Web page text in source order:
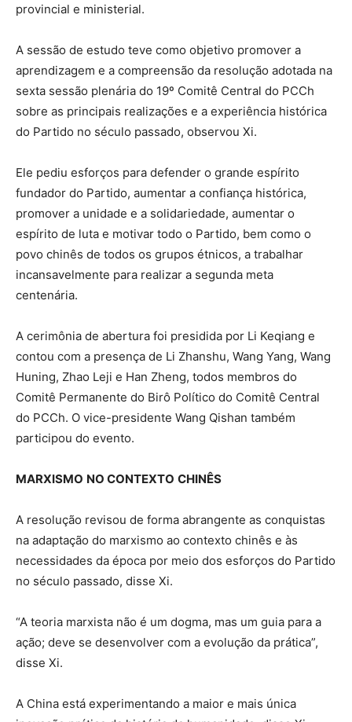
provincial e ministerial.
A sessão de estudo teve como objetivo promover a
aprendizagem e a compreensão da resolução adotada na
sexta sessão plenária do 19º Comitê Central do PCCh
sobre as principais realizações e a experiência histórica
do Partido no século passado, observou Xi.
Ele pediu esforços para defender o grande espírito
fundador do Partido, aumentar a confiança histórica,
promover a unidade e a solidariedade, aumentar o
espírito de luta e motivar todo o Partido, bem como o
povo chinês de todos os grupos étnicos, a trabalhar
incansavelmente para realizar a segunda meta
centenária.
A cerimônia de abertura foi presidida por Li Keqiang e
contou com a presença de Li Zhanshu, Wang Yang, Wang
Huning, Zhao Leji e Han Zheng, todos membros do
Comitê Permanente do Birô Político do Comitê Central
do PCCh. O vice-presidente Wang Qishan também
participou do evento.
MARXISMO NO CONTEXTO CHINÊS
A resolução revisou de forma abrangente as conquistas
na adaptação do marxismo ao contexto chinês e às
necessidades da época por meio dos esforços do Partido
no século passado, disse Xi.
“A teoria marxista não é um dogma, mas um guia para a
ação; deve se desenvolver com a evolução da prática”,
disse Xi.
A China está experimentando a maior e mais única